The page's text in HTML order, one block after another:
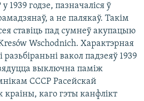
1939 годзе, пазначаліся ў
а не палякаў. Такім
ставіць пад сумнеў акупацыю
Wschodnich. Характэрная
разьбіраньні вакол падзеяў 1939
вядуцца выключна паміж
СССР Расейскай
каго гэты канфлікт